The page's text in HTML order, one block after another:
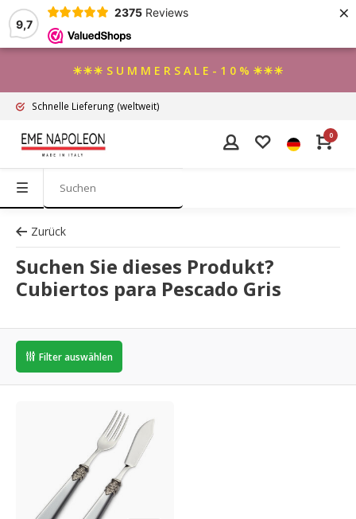
9,7
2375 Reviews ×
☀☀☀ S U M M E R S A L E - 1 0 % ☀☀☀
Schnelle Lieferung (weltweit)
0
Zurück
Suchen Sie dieses Produkt?
Cubiertos para Pescado Gris
Filter auswählen